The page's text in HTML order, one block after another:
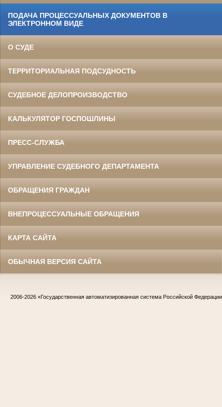
ПОДАЧА ПРОЦЕССУАЛЬНЫХ ДОКУМЕНТОВ В
ЭЛЕКТРОННОМ ВИДЕ
О СУДЕ
ТЕРРИТОРИАЛЬНАЯ ПОДСУДНОСТЬ
СУДЕБНОЕ ДЕЛОПРОИЗВОДСТВО
КАЛЬКУЛЯТОР ГОСПОШЛИНЫ
ПРЕСС-СЛУЖБА
УПРАВЛЕНИЕ СУДЕБНОГО ДЕПАРТАМЕНТА
ОБРАЩЕНИЯ ГРАЖДАН
ВНЕПРОЦЕССУАЛЬНЫЕ ОБРАЩЕНИЯ
КАРТА САЙТА
ОБЫЧНАЯ ВЕРСИЯ САЙТА
2006-2026 «Государственная автоматизированная система Российской